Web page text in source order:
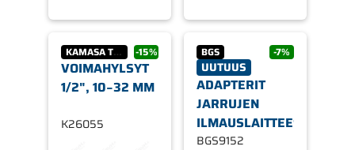
KAMASA TOOLS -15%
VOIMAHYLSYT
1/2", 10−32 MM
K26055
BGS -7%
UUTUUS
ADAPTERIT
JARRUJEN
ILMAUSLAITTEESEEN
BGS9152